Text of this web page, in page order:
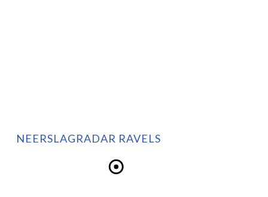
NEERSLAGRADAR RAVELS